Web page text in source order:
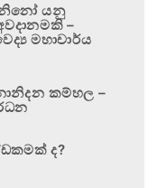
නිනෝ යනු
–
මහාචාර්ය
කම්හල –
ද?